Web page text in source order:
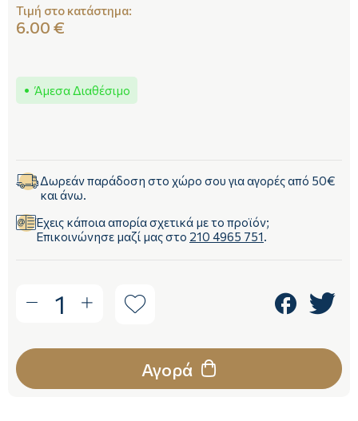
Τιμή στο κατάστημα:
6.00 €
Άμεσα Διαθέσιμο
Δωρεάν παράδοση στο χώρο σου για αγορές από 50€
και άνω.
Έχεις κάποια απορία σχετικά με το προϊόν;
Επικοινώνησε μαζί μας στο 210 4965 751.
1
Αγορά